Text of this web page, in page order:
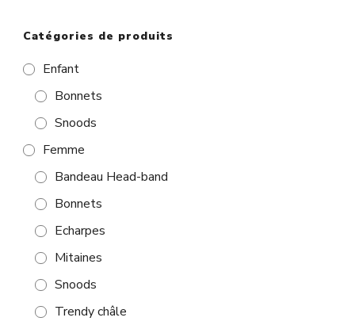
Catégories de produits
Enfant
Bonnets
Snoods
Femme
Bandeau Head-band
Bonnets
Echarpes
Mitaines
Snoods
Trendy châle